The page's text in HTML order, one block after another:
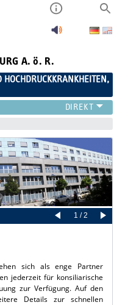
A. ö. R.
1 / 2
sich als enge Partner
jederzeit für konsiliarische
zur Verfügung. Auf den
Details zur schnellen